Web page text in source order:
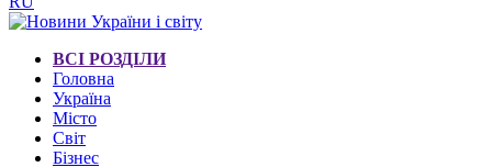
ВСІ РОЗДІЛИ
Головна
Україна
Місто
Світ
Бізнес